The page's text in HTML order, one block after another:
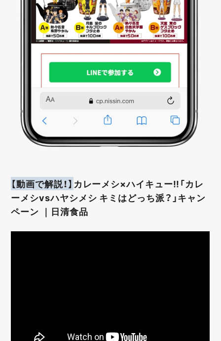
【動画で解説！】カレーメシ×ハイキュー!!「カレ
ーメシvsハヤシメシ キミはどっち派？」キャン
ペーン ｜日清食品